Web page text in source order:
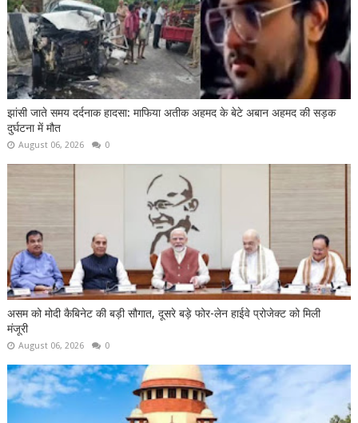
झांसी जाते समय दर्दनाक हादसा: माफिया अतीक अहमद के बेटे अबान अहमद की सड़क
दुर्घटना में मौत
August 06, 2026 0
असम को मोदी कैबिनेट की बड़ी सौगात, दूसरे बड़े फोर-लेन हाईवे प्रोजेक्ट को मिली
मंजूरी
August 06, 2026 0